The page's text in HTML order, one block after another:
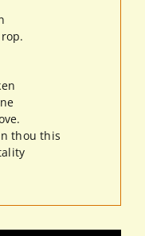
thou this